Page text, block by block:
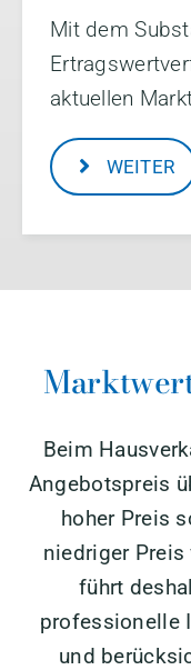
Mit dem
aktuellen
WEITER
Beim
Angebotspreis
hoher Preis
niedriger Preis
führt
professionelle
und